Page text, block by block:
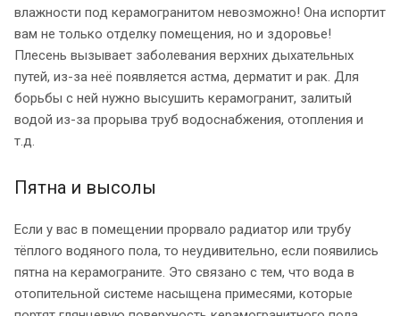
влажности под керамогранитом невозможно! Она испортит
вам не только отделку помещения, но и здоровье!
Плесень вызывает заболевания верхних дыхательных
путей, из-за неё появляется астма, дерматит и рак. Для
борьбы с ней нужно высушить керамогранит, залитый
водой из-за прорыва труб водоснабжения, отопления и
т.д.
Пятна и высолы
Если у вас в помещении прорвало радиатор или трубу
тёплого водяного пола, то неудивительно, если появились
пятна на керамограните. Это связано с тем, что вода в
отопительной системе насыщена примесями, которые